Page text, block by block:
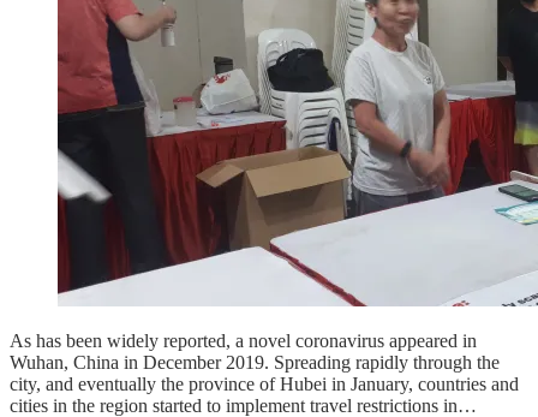
As has been widely reported, a novel coronavirus appeared in
Wuhan, China in December 2019. Spreading rapidly through the
city, and eventually the province of Hubei in January, countries and
cities in the region started to implement travel restrictions in…